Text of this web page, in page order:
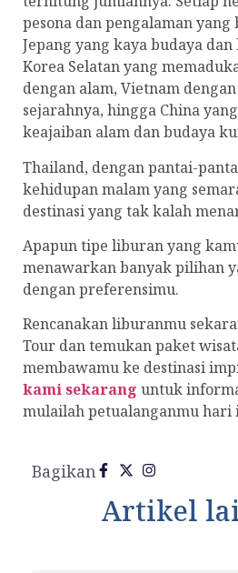
pesona dan pengalaman
Jepang yang kaya budaya
Korea Selatan yang
dengan alam, Vietnam
sejarahnya, hingga China
keajaiban alam dan budaya
Thailand, dengan pantai-
kehidupan malam yang
destinasi yang tak kalah
Apapun tipe liburan yang
menawarkan banyak pilihan
dengan preferensimu.
Rencanakan liburanmu
Tour dan temukan paket
membawamu ke destinasi
kami sekarang untuk
mulailah petualanganmu hari
Bagikan
Artikel